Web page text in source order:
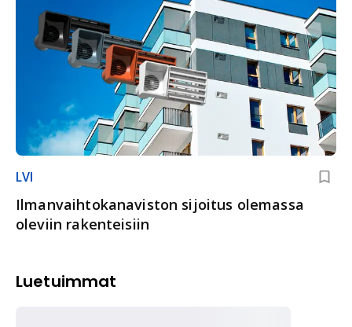
LVI
Ilmanvaihtokanaviston sijoitus olemassa
oleviin rakenteisiin
Luetuimmat